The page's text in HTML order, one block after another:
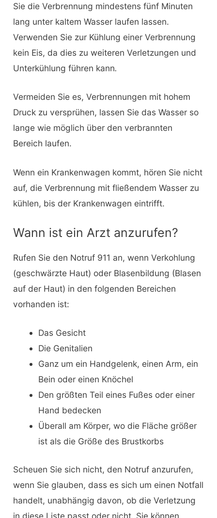
Sie die Verbrennung mindestens fünf Minuten
lang unter kaltem Wasser laufen lassen.
Verwenden Sie zur Kühlung einer Verbrennung
kein Eis, da dies zu weiteren Verletzungen und
Unterkühlung führen kann.
Vermeiden Sie es, Verbrennungen mit hohem
Druck zu versprühen, lassen Sie das Wasser so
lange wie möglich über den verbrannten
Bereich laufen.
Wenn ein Krankenwagen kommt, hören Sie nicht
auf, die Verbrennung mit fließendem Wasser zu
kühlen, bis der Krankenwagen eintrifft.
Wann ist ein Arzt anzurufen?
Rufen Sie den Notruf 911 an, wenn Verkohlung
(geschwärzte Haut) oder Blasenbildung (Blasen
auf der Haut) in den folgenden Bereichen
vorhanden ist:
Das Gesicht
Die Genitalien
Ganz um ein Handgelenk, einen Arm, ein
Bein oder einen Knöchel
Den größten Teil eines Fußes oder einer
Hand bedecken
Überall am Körper, wo die Fläche größer
ist als die Größe des Brustkorbs
Scheuen Sie sich nicht, den Notruf anzurufen,
wenn Sie glauben, dass es sich um einen Notfall
handelt, unabhängig davon, ob die Verletzung